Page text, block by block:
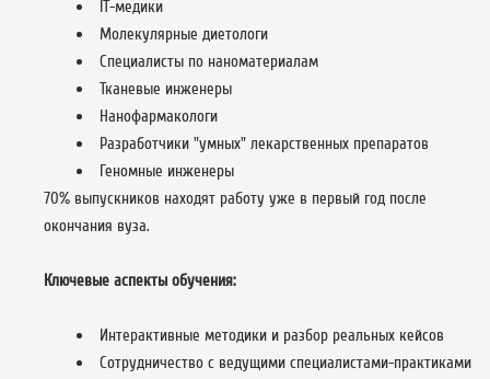
IT-медики
Молекулярные диетологи
Специалисты по наноматериалам
Тканевые инженеры
Нанофармакологи
Разработчики "умных" лекарственных препаратов
Геномные инженеры
70% выпускников находят работу уже в первый год после
окончания вуза.
Ключевые аспекты обучения:
Интерактивные методики и разбор реальных кейсов
Сотрудничество с ведущими специалистами-практиками